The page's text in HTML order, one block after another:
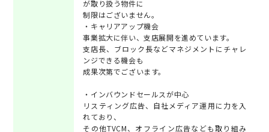
が取り扱う物件に
制限はございません。
・キャリアアップ機会
事業拡大に伴い、支店展開を進めています。
支店長、ブロック長などマネジメントにチャレ
ンジできる機会も
成果次第でございます。
・インバウンドセールスが中心
リスティング広告、自社メディア運用に力を入
れており、
その他TVCM、オフライン広告なども取り組み